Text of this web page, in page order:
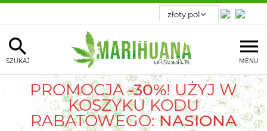
MENU
SZUKAJ
PROMOCJA-30%! UŻYJ W
KOSZYKU KODU
RABATOWEGO:NASIONA